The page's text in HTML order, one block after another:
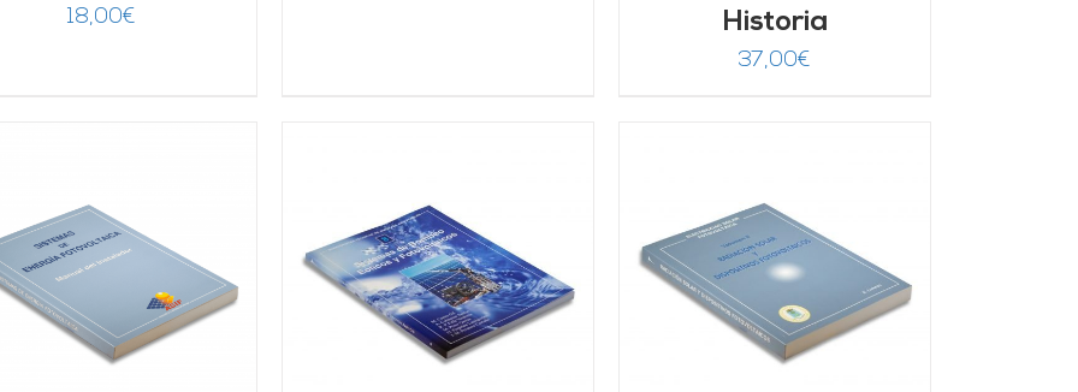
18,00€
Historia
37,00€
AÑADIR AL CARRITO
/
DETALLES
AÑADIR AL CARRITO
/
DETALLES